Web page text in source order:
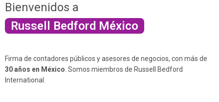
Bienvenidos a
Russell Bedford México
Firma de contadores públicos y asesores de negocios, con más de
30 años en México . Somos miembros de Russell Bedford
International.